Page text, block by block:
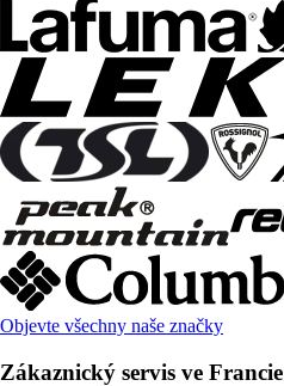
Objevte všechny naše značky
Zákaznický servis ve Francie